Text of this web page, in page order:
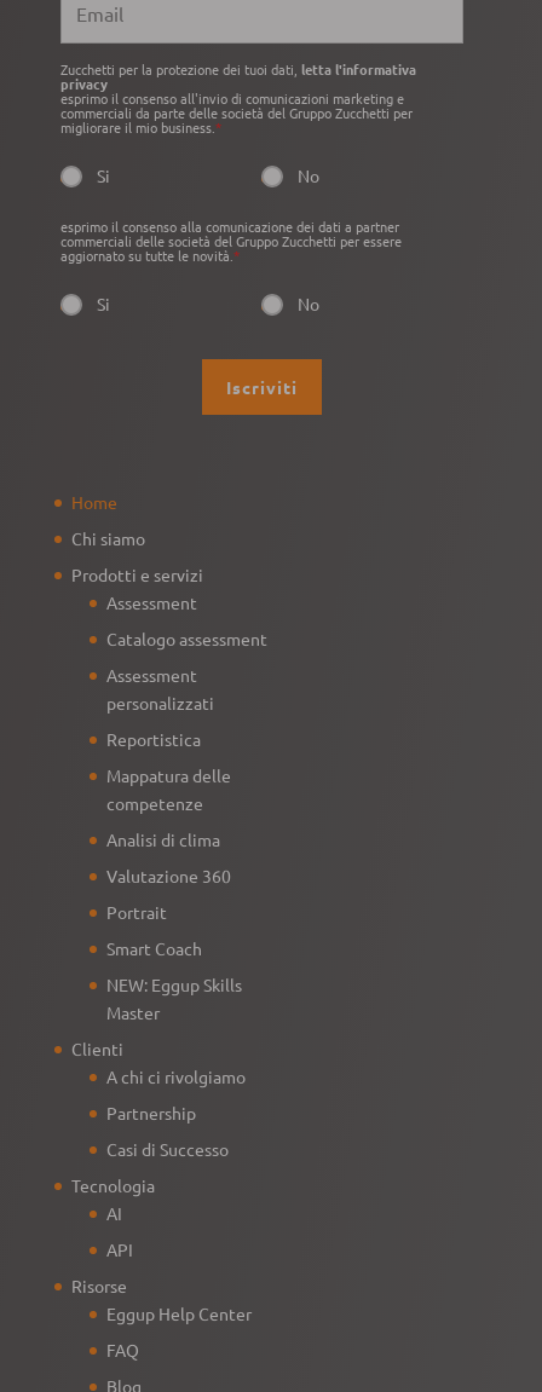
Zucchetti per la protezione dei tuoi dati, letta l'informativa
privacy
esprimo il consenso all'invio di comunicazioni marketing e
commerciali da parte delle società del Gruppo Zucchetti per
migliorare il mio business.*
Si No
esprimo il consenso alla comunicazione dei dati a partner
commerciali delle società del Gruppo Zucchetti per essere
aggiornato su tutte le novità. *
Si No
Home
Chi siamo
Prodotti e servizi
Assessment
Catalogo assessment
Assessment
personalizzati
Reportistica
Mappatura delle
competenze
Analisi di clima
Valutazione 360
Portrait
Smart Coach
NEW: Eggup Skills
Master
Clienti
A chi ci rivolgiamo
Partnership
Casi di Successo
Tecnologia
AI
API
Risorse
Eggup Help Center
FAQ
Blog